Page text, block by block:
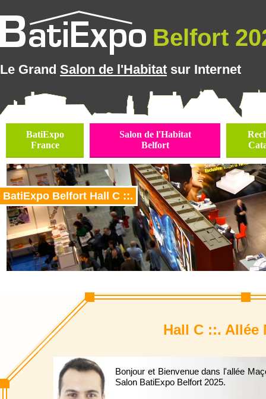
Belfort
Le Grand Salon de l'Habitat sur Internet
BatiExpo
France
Salon de l'Habitat
Belfort
BatiExpo Belfort Hall C ::.
Hall C ::. Allée
Bonjour et Bienvenue dans l'allée
Salon BatiExpo Belfort 2025.